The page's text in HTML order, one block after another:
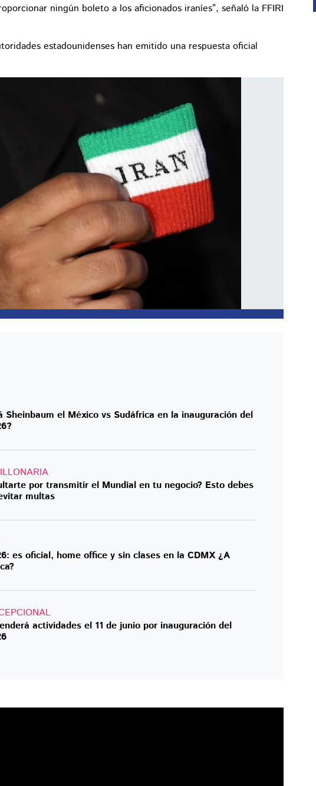
ningún boleto a los aficionados iraníes”, señaló la FFIRI
estadounidenses han emitido una respuesta oficial
Sheinbaum el México vs Sudáfrica en la inauguración del
por transmitir el Mundial en tu negocio? Esto debes
multas
es oficial, home office y sin clases en la CDMX ¿A
actividades el 11 de junio por inauguración del